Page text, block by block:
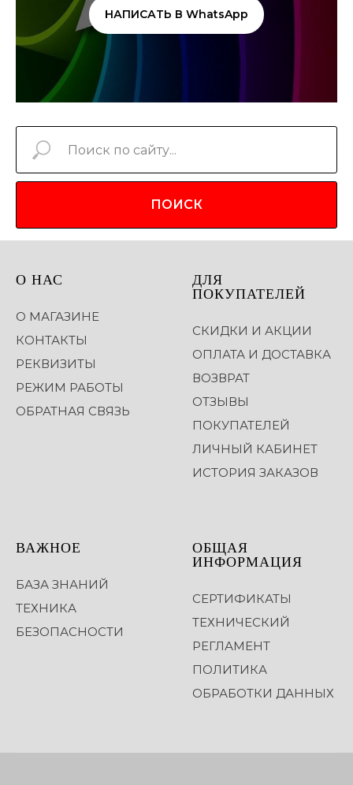
НАПИСАТЬ В WhatsApp
ПОИСК
О НАС
О МАГАЗИНЕ
КОНТАКТЫ
РЕКВИЗИТЫ
РЕЖИМ РАБОТЫ
ОБРАТНАЯ СВЯЗЬ
ДЛЯ
ПОКУПАТЕЛЕЙ
СКИДКИ И АКЦИИ
ОПЛАТА И ДОСТАВКА
ВОЗВРАТ
ОТЗЫВЫ
ПОКУПАТЕЛЕЙ
ЛИЧНЫЙ КАБИНЕТ
ИСТОРИЯ ЗАКАЗОВ
ВАЖНОЕ
БАЗА ЗНАНИЙ
ТЕХНИКА
БЕЗОПАСНОСТИ
ОБЩАЯ
ИНФОРМАЦИЯ
СЕРТИФИКАТЫ
ТЕХНИЧЕСКИЙ
РЕГЛАМЕНТ
ПОЛИТИКА
ОБРАБОТКИ ДАННЫХ